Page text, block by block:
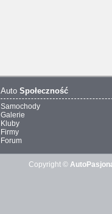
Auto Społeczność
Samochody
Galerie
Kluby
Firmy
Forum
Copyright ©